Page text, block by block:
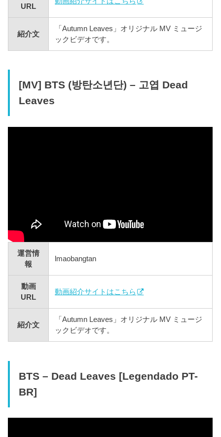
URL
紹介文
「Autumn Leaves」オリジナル MV ミュージ
ックビデオです。
[MV] BTS (방탄소년단) – 고엽 Dead
Leaves
運営情
報
lmaobangtan
動画
URL
動画紹介サイトはこちら
紹介文
「Autumn Leaves」オリジナル MV ミュージ
ックビデオです。
BTS – Dead Leaves [Legendado PT-
BR]